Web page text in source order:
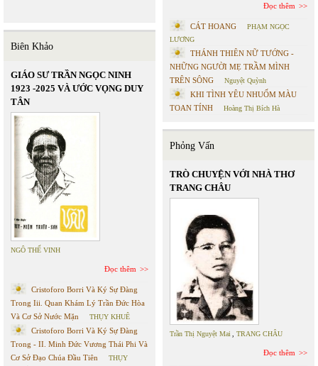
Biên Khảo
GIÁO SƯ TRẦN NGỌC NINH
1923 -2025 VÀ ƯỚC VỌNG DUY
TÂN
NGÔ THẾ VINH
Đọc thêm
Cristoforo Borri Và Ký Sự Đàng
Trong Iii. Quan Khám Lý Trần Đức Hòa
Và Cơ Sở Nước Mặn
THỤY KHUÊ
Cristoforo Borri Và Ký Sự Đàng
Trong - II. Minh Đức Vương Thái Phi Và
Cơ Sở Đạo Chúa Đầu Tiên
THỤY
Đọc thêm
CÁT HOANG
PHẠM NGỌC
LƯƠNG
THÁNH THIÊN NỮ TƯỚNG -
NHỮNG NGƯỜI MẸ TRẦM MÌNH
TRÊN SÔNG
Nguyệt Quỳnh
KHI TÌNH YÊU NHUỐM MÀU
TOAN TÍNH
Hoàng Thị Bích Hà
Phỏng Vấn
TRÒ CHUYỆN VỚI NHÀ THƠ
TRANG CHÂU
Trần Thị Nguyệt Mai TRANG CHÂU
Đọc thêm